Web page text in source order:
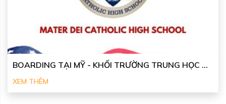
BOARDING TẠI MỸ - KHỐI TRƯỜNG TRUNG HỌC ...
XEM THÊM